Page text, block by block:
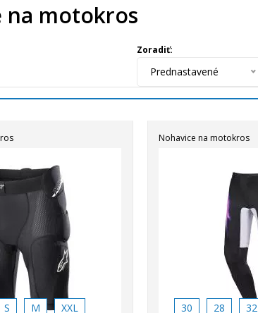
na motokros
Zoradiť:
Prednastavené
S M XXL
Nohavice na motokros
30 28 32